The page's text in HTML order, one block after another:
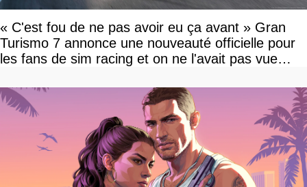
« C'est fou de ne pas avoir eu ça avant » Gran
Turismo 7 annonce une nouveauté officielle pour
les fans de sim racing et on ne l'avait pas vue